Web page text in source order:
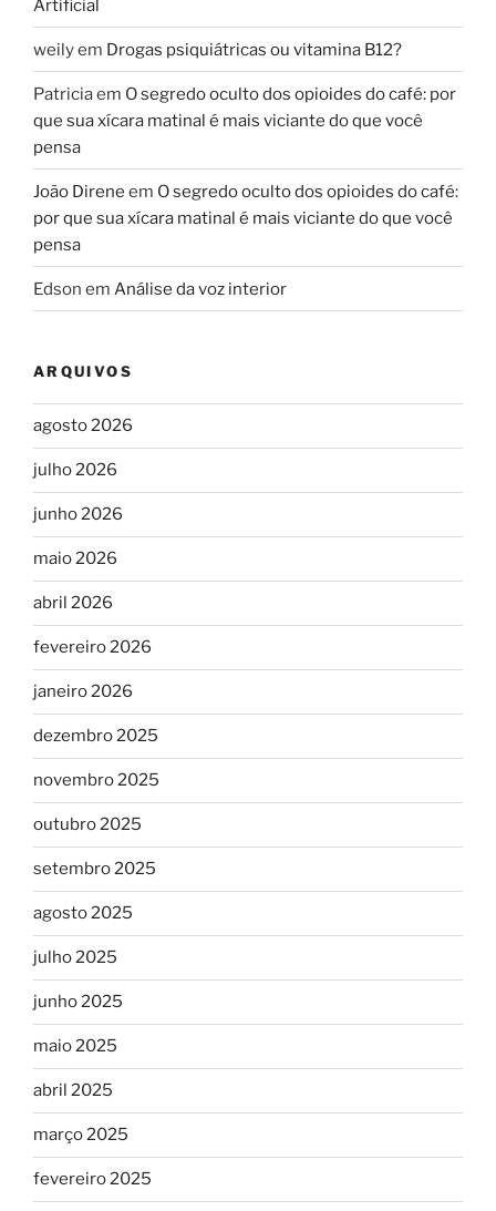
Artificial
weilyem Drogas psiquiátricas ou vitamina B12?
Patriciaem O segredo oculto dos opioides do café: por
que sua xícara matinal é mais viciante do que você
pensa
João Direne em O segredo oculto dos opioides do café:
por que sua xícara matinal é mais viciante do que você
pensa
Edson em Análise da voz interior
ARQUIVOS
agosto 2026
julho 2026
junho 2026
maio 2026
abril 2026
fevereiro 2026
janeiro 2026
dezembro 2025
novembro 2025
outubro 2025
setembro 2025
agosto 2025
julho 2025
junho 2025
maio 2025
abril 2025
março 2025
fevereiro 2025